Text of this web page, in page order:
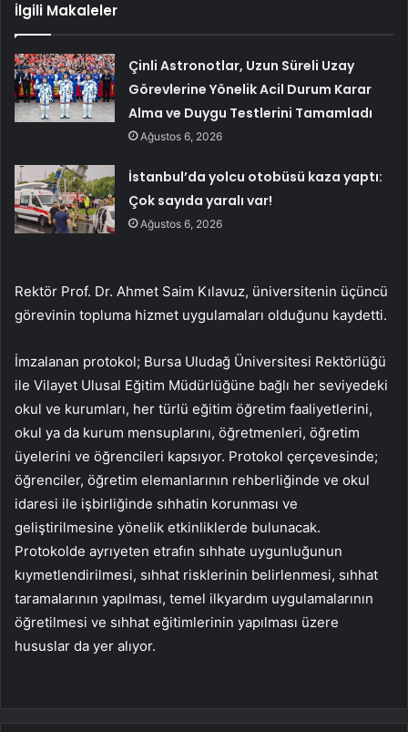
İlgili Makaleler
Çinli Astronotlar, Uzun Süreli Uzay
Görevlerine Yönelik Acil Durum Karar
Alma ve Duygu Testlerini Tamamladı
Ağustos 6, 2026
İstanbul’da yolcu otobüsü kaza yaptı:
Çok sayıda yaralı var!
Ağustos 6, 2026
Rektör Prof. Dr. Ahmet Saim Kılavuz, üniversitenin üçüncü
görevinin topluma hizmet uygulamaları olduğunu kaydetti.
İmzalanan protokol; Bursa Uludağ Üniversitesi Rektörlüğü
ile Vilayet Ulusal Eğitim Müdürlüğüne bağlı her seviyedeki
okul ve kurumları, her türlü eğitim öğretim faaliyetlerini,
okul ya da kurum mensuplarını, öğretmenleri, öğretim
üyelerini ve öğrencileri kapsıyor. Protokol çerçevesinde;
öğrenciler, öğretim elemanlarının rehberliğinde ve okul
idaresi ile işbirliğinde sıhhatin korunması ve
geliştirilmesine yönelik etkinliklerde bulunacak.
Protokolde ayrıyeten etrafın sıhhate uygunluğunun
kıymetlendirilmesi, sıhhat risklerinin belirlenmesi, sıhhat
taramalarının yapılması, temel ilkyardım uygulamalarının
öğretilmesi ve sıhhat eğitimlerinin yapılması üzere
hususlar da yer alıyor.